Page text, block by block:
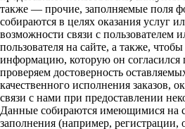
также — прочие, заполняемые поля
собираются в целях оказания услуг
возможности связи с пользователем
пользователя на сайте, а также,
информацию, которую он
проверяем достоверность
качественного исполнения заказов,
связи с нами при предоставлении
Данные собираются имеющимися на
заполнения (например, регистрации,